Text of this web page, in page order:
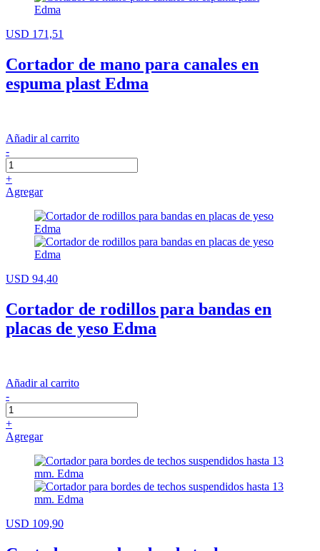
USD 171,51
Cortador de mano para canales en
espuma plast Edma
Añadir al carrito
-
+
Agregar
USD 94,40
Cortador de rodillos para bandas en
placas de yeso Edma
Añadir al carrito
-
+
Agregar
USD 109,90